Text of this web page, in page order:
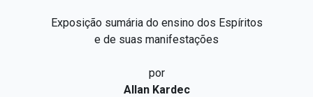
Exposição sumária do ensino dos Espíritos
e de suas manifestações
por
Allan Kardec